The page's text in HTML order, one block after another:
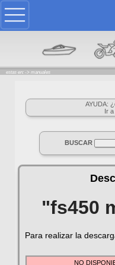
estas en: -> manuales
AYUDA:
Ir
BUSCAR
"fs450
Para realizar la
NO